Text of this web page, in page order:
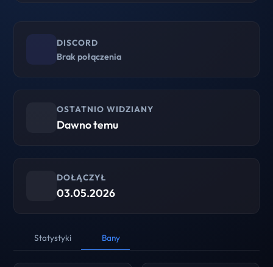
DISCORD
Brak połączenia
OSTATNIO WIDZIANY
Dawno temu
DOŁĄCZYŁ
03.05.2026
Statystyki Bany